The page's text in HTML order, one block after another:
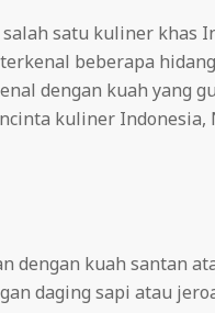
satu kuliner khas
beberapa
dengan kuah yang
kuliner
dengan kuah santan
daging sapi atau